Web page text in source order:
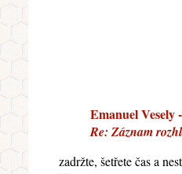
Emanuel Vesely
Re: Záznam
zadržte, šetřete čas a